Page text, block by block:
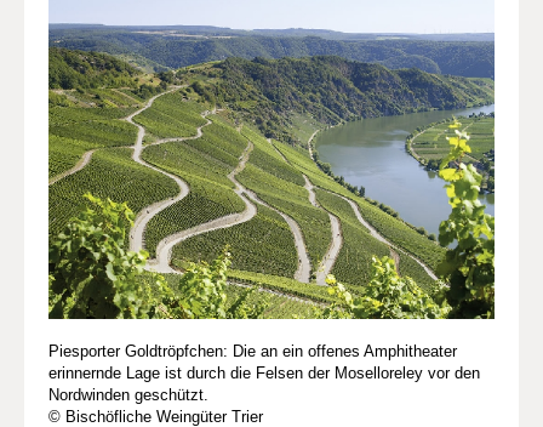
Piesporter Goldtröpfchen: Die an ein offenes Amphitheater
erinnernde Lage ist durch die Felsen der Moselloreley vor den
Nordwinden geschützt.
© Bischöfliche Weingüter Trier